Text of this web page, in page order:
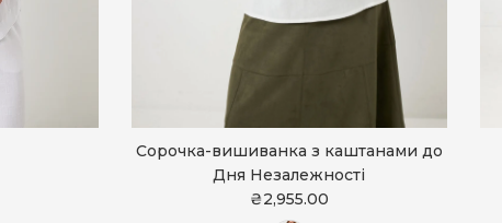
Сорочка-вишиванка з каштанами до
Дня Незалежності
₴2,955.00